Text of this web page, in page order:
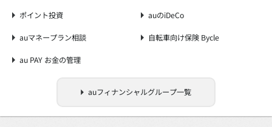
ポイント投資 auのiDeCo
auマネープラン相談 自転車向け保険 Bycle
au PAY お金の管理
auフィナンシャルグループ一覧